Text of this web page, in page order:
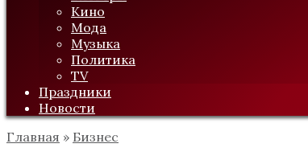
Кино
Мода
Музыка
Политика
TV
Праздники
Новости
Главная » Бизнес